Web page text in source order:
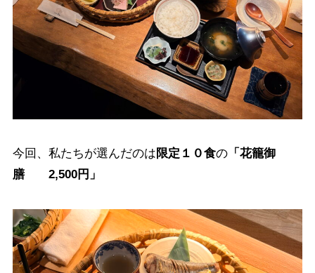
今回、私たちが選んだのは 限定１０食の「花籠御
膳 2,500円」